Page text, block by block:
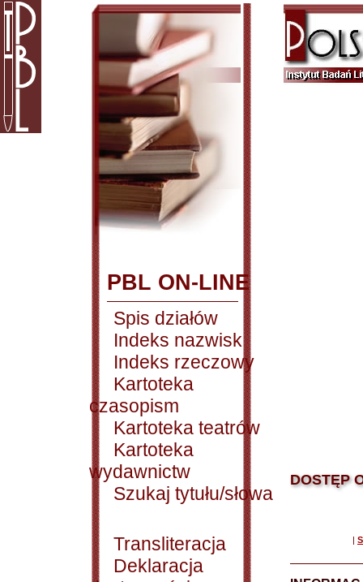
PBL ON-LINE
Spis działów
Indeks nazwisk
Indeks rzeczowy
Kartoteka
czasopism
Kartoteka teatrów
Kartoteka
wydawnictw
Szukaj tytułu/słowa
Transliteracja
Deklaracja
DOSTĘP
|